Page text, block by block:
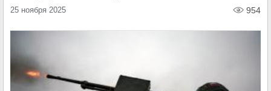
25 ноября 2025 954